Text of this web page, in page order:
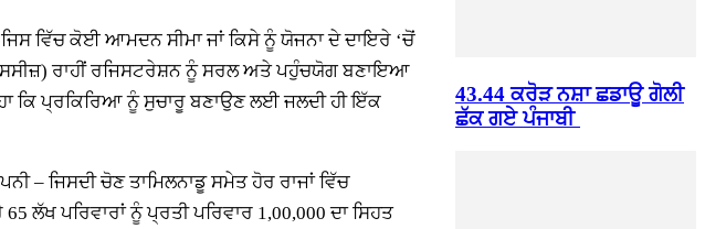
ਵਿੱਚ ਕੋਈ ਆਮਦਨ ਸੀਮਾ ਜਾਂ ਕਿਸੇ ਨੂੰ ਯੋਜਨਾ ਦੇ ਦਾਇਰੇ ‘ਚੋਂ
ਰਾਹੀਂ ਰਜਿਸਟਰੇਸ਼ਨ ਨੂੰ ਸਰਲ ਅਤੇ ਪਹੁੰਚਯੋਗ ਬਣਾਇਆ
ਕਿ ਪ੍ਰਕਿਰਿਆ ਨੂੰ ਸੁਚਾਰੂ ਬਣਾਉਣ ਲਈ ਜਲਦੀ ਹੀ ਇੱਕ
ਜਿਸਦੀ ਚੋਣ ਤਾਮਿਲਨਾਡੂ ਸਮੇਤ ਹੋਰ ਰਾਜਾਂ ਵਿੱਚ
ਲੱਖ ਪਰਿਵਾਰਾਂ ਨੂੰ ਪ੍ਰਤੀ ਪਰਿਵਾਰ 1,00,000 ਦਾ ਸਿਹਤ
43.44 ਕਰੋੜ ਨਸ਼ਾ ਛਡਾਊ ਗੋਲੀ
ਛੱਕ ਗਏ ਪੰਜਾਬੀ